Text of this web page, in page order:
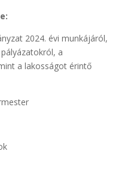
2024. évi munkájáról,
a
a lakosságot érintő